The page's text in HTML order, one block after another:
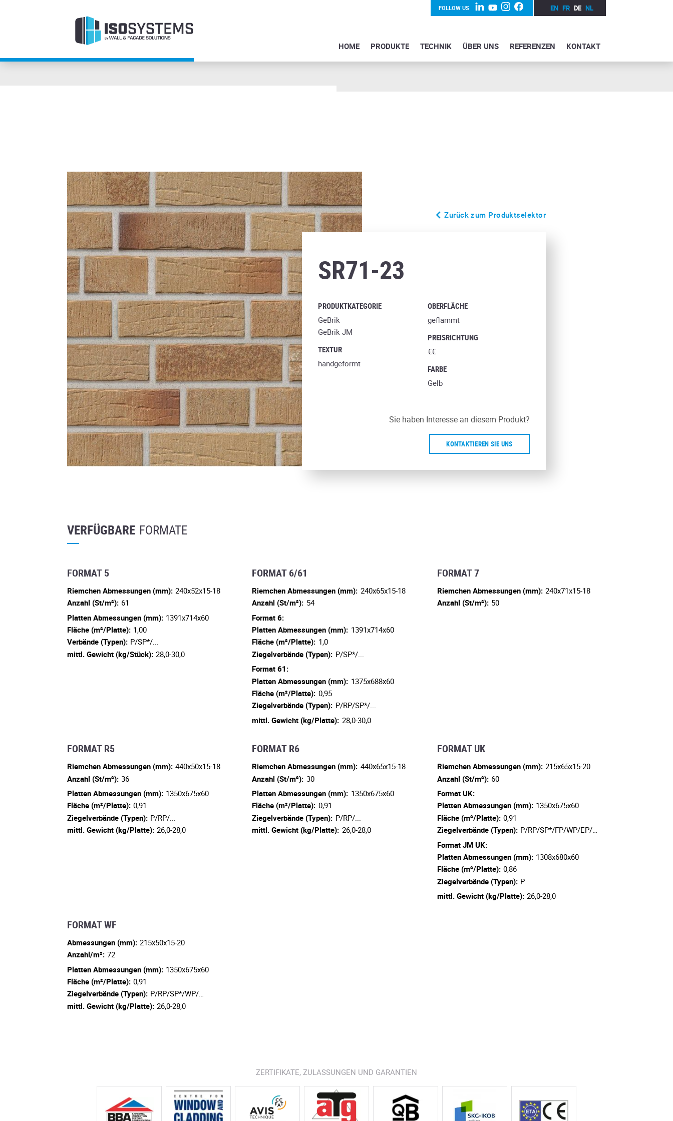
FOLLOW US EN FR DE NL
HOME PRODUKTE TECHNIK ÜBER UNS REFERENZEN KONTAKT
Zurück zum Produktselektor
SR71-23
PRODUKTKATEGORIE
GeBrik
GeBrik JM
TEXTUR
handgeformt
OBERFLÄCHE
geflammt
PREISRICHTUNG
€€
FARBE
Gelb
Sie haben Interesse an diesem Produkt?
KONTAKTIEREN SIE UNS
VERFÜGBARE FORMATE
FORMAT 5
Riemchen Abmessungen (mm): 240x52x15-18
Anzahl (St/m²): 61
Platten Abmessungen (mm): 1391x714x60
Fläche (m²/Platte): 1,00
Verbände (Typen): P/SP*/...
mittl. Gewicht (kg/Stück): 28,0-30,0
FORMAT 6/61
Riemchen Abmessungen (mm): 240x65x15-18
Anzahl (St/m²): 54
Format 6:
Platten Abmessungen (mm): 1391x714x60
Fläche (m²/Platte): 1,0
Ziegelverbände (Typen): P/SP*/...
Format 61:
Platten Abmessungen (mm): 1375x688x60
Fläche (m²/Platte): 0,95
Ziegelverbände (Typen): P/RP/SP*/...
mittl. Gewicht (kg/Platte): 28,0-30,0
FORMAT 7
Riemchen Abmessungen (mm): 240x71x15-18
Anzahl (St/m²): 50
FORMAT R5
Riemchen Abmessungen (mm): 440x50x15-18
Anzahl (St/m²): 36
Platten Abmessungen (mm): 1350x675x60
Fläche (m²/Platte): 0,91
Ziegelverbände (Typen): P/RP/...
mittl. Gewicht (kg/Platte): 26,0-28,0
FORMAT R6
Riemchen Abmessungen (mm): 440x65x15-18
Anzahl (St/m²): 30
Platten Abmessungen (mm): 1350x675x60
Fläche (m²/Platte): 0,91
Ziegelverbände (Typen): P/RP/...
mittl. Gewicht (kg/Platte): 26,0-28,0
FORMAT UK
Riemchen Abmessungen (mm): 215x65x15-20
Anzahl (St/m²): 60
Format UK:
Platten Abmessungen (mm): 1350x675x60
Fläche (m²/Platte): 0,91
Ziegelverbände (Typen): P/RP/SP*/FP/WP/EP/…
Format JM UK:
Platten Abmessungen (mm): 1308x680x60
Fläche (m²/Platte): 0,86
Ziegelverbände (Typen): P
mittl. Gewicht (kg/Platte): 26,0-28,0
FORMAT WF
Abmessungen (mm): 215x50x15-20
Anzahl/m²: 72
Platten Abmessungen (mm): 1350x675x60
Fläche (m²/Platte): 0,91
Ziegelverbände (Typen): P/RP/SP*/WP/…
mittl. Gewicht (kg/Platte): 26,0-28,0
ZERTIFIKATE, ZULASSUNGEN UND GARANTIEN